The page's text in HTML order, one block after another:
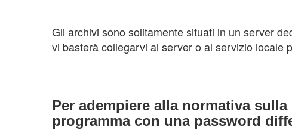
Gli archivi sono solitamente situati in un server
vi basterà collegarvi al server o al servizio locale
Per adempiere alla normativa
programma con una password